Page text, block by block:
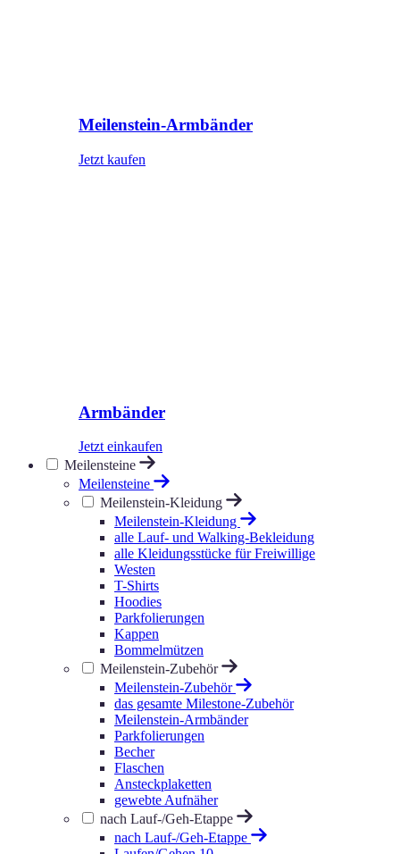
Meilenstein-Armbänder
Jetzt kaufen
Armbänder
Jetzt einkaufen
Meilensteine
Meilensteine
Meilenstein-Kleidung
Meilenstein-Kleidung
alle Lauf- und Walking-Bekleidung
alle Kleidungsstücke für Freiwillige
Westen
T-Shirts
Hoodies
Parkfolierungen
Kappen
Bommelmützen
Meilenstein-Zubehör
Meilenstein-Zubehör
das gesamte Milestone-Zubehör
Meilenstein-Armbänder
Parkfolierungen
Becher
Flaschen
Ansteckplaketten
gewebte Aufnäher
nach Lauf-/Geh-Etappe
nach Lauf-/Geh-Etappe